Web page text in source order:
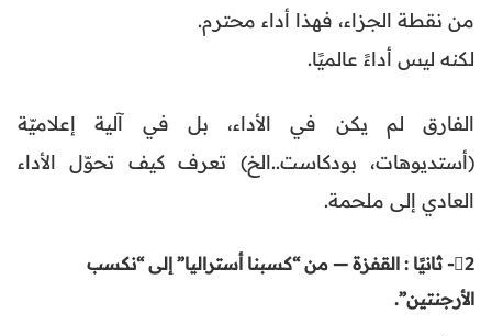
من نقطة الجزاء، فهذا أداء محترم.
لكنه ليس أداءً عالميًا.
الفارق لم يكن في الأداء، بل في آلية إعلاميّة
(أستديوهات، بودكاست..الخ) تعرف كيف تحوّل الأداء
العادي إلى ملحمة.
2⃣- ثانيًا : القفزة — من “كسبنا أستراليا” إلى “نكسب
الأرجنتين”.